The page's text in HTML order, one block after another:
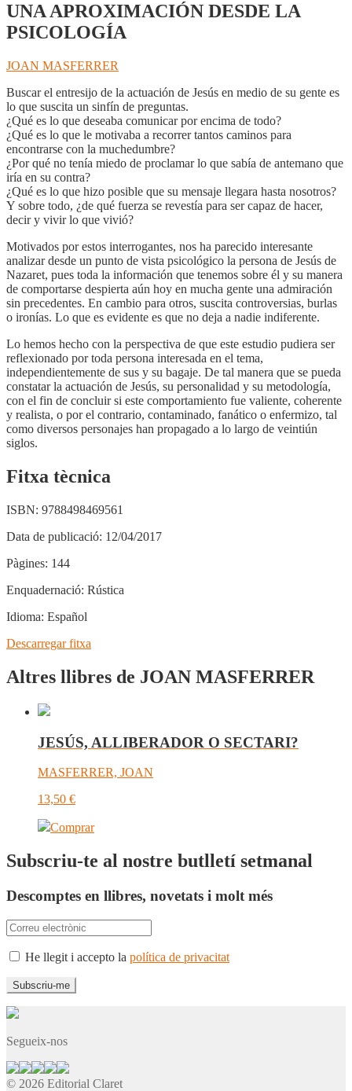
UNA APROXIMACIÓN DESDE LA
PSICOLOGÍA
JOAN MASFERRER
Buscar el entresijo de la actuación de Jesús en medio de su gente es
lo que suscita un sinfín de preguntas.
¿Qué es lo que deseaba comunicar por encima de todo?
¿Qué es lo que le motivaba a recorrer tantos caminos para
encontrarse con la muchedumbre?
¿Por qué no tenía miedo de proclamar lo que sabía de antemano que
iría en su contra?
¿Qué es lo que hizo posible que su mensaje llegara hasta nosotros?
Y sobre todo, ¿de qué fuerza se revestía para ser capaz de hacer,
decir y vivir lo que vivió?
Motivados por estos interrogantes, nos ha parecido interesante
analizar desde un punto de vista psicológico la persona de Jesús de
Nazaret, pues toda la información que tenemos sobre él y su manera
de comportarse despierta aún hoy en mucha gente una admiración
sin precedentes. En cambio para otros, suscita controversias, burlas
o ironías. Lo que es evidente es que no deja a nadie indiferente.
Lo hemos hecho con la perspectiva de que este estudio pudiera ser
reflexionado por toda persona interesada en el tema,
independientemente de sus y su bagaje. De tal manera que se pueda
constatar la actuación de Jesús, su personalidad y su metodología,
con el fin de concluir si este comportamiento fue valiente, coherente
y realista, o por el contrario, contaminado, fanático o enfermizo, tal
como diversos personajes han propagado a lo largo de veintiún
siglos.
Fitxa tècnica
ISBN: 9788498469561
Data de publicació: 12/04/2017
Pàgines: 144
Enquadernació: Rústica
Idioma: Español
Descarregar fitxa
Altres llibres de JOAN MASFERRER
JESÚS, ALLIBERADOR O SECTARI?
MASFERRER, JOAN
13,50 €
Comprar
Subscriu-te al nostre butlletí setmanal
Descomptes en llibres, novetats i molt més
He llegit i accepto la política de privacitat
Segueix-nos
© 2026 Editorial Claret